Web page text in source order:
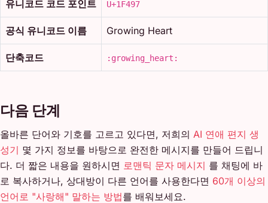
유니코드 코드 포인트 U+1F497
공식 유니코드 이름 Growing Heart
단축코드 :growing_heart:
다음 단계
올바른 단어와 기호를 고르고 있다면, 저희의 AI 연애 편지 생
성기 몇 가지 정보를 바탕으로 완전한 메시지를 만들어 드립니
다. 더 짧은 내용을 원하시면 로맨틱 문자 메시지 를 채팅에 바
로 복사하거나, 상대방이 다른 언어를 사용한다면 60개 이상의
언어로 "사랑해" 말하는 방법를 배워보세요.